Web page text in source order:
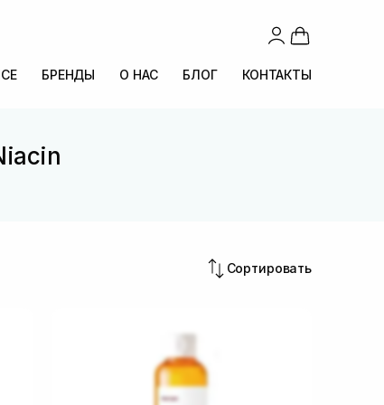
БРЕНДЫ О НАС БЛОГ КОНТАКТЫ
Сортировать